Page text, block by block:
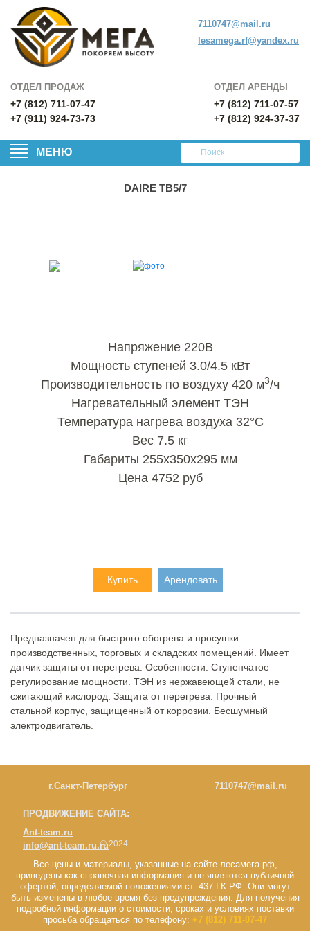
7110747@mail.ru
lesamega.rf@yandex.ru
ОТДЕЛ ПРОДАЖ
+7 (812) 711-07-47
+7 (911) 924-73-73
ОТДЕЛ АРЕНДЫ
+7 (812) 711-07-57
+7 (812) 924-37-37
МЕНЮ
DAIRE ТВ5/7
Напряжение 220В
Мощность ступеней 3.0/4.5 кВт
Производительность по воздуху 420 м3/ч
Нагревательный элемент ТЭН
Температура нагрева воздуха 32°C
Вес 7.5 кг
Габариты 255х350х295 мм
Цена 4752 руб
Купить Арендовать
Предназначен для быстрого обогрева и просушки
производственных, торговых и складских помещений. Имеет
датчик защиты от перегрева. Особенности: Ступенчатое
регулирование мощности. ТЭН из нержавеющей стали, не
сжигающий кислород. Защита от перегрева. Прочный
стальной корпус, защищенный от коррозии. Бесшумный
электродвигатель.
г.Санкт-Петербург 7110747@mail.ru
ПРОДВИЖЕНИЕ САЙТА:
Ant-team.ru
info@ant-team.ru.ru© 2024
Все цены и материалы, указанные на сайте лесамега.рф,
приведены как справочная информация и не являются публичной
офертой, определяемой положениями ст. 437 ГК РФ. Они могут
быть изменены в любое время без предупреждения. Для получения
подробной информации о стоимости, сроках и условиях поставки
просьба обращаться по телефону: +7 (812) 711-07-47